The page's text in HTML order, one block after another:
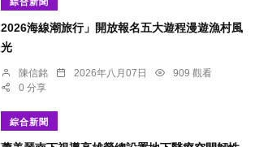
2026海線潮旅行」開放報名五大遊程漫遊漁村風
光
陳信銘 2026年八月07日
909 觀看
0 分享
綜合新聞